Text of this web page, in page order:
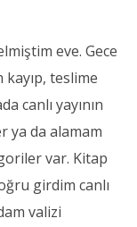
eve. Gece
kayıp, teslime
canlı yayının
ya da alamam
var. Kitap
girdim canlı
valizi